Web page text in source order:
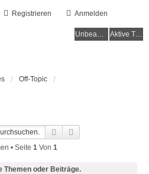
Anmelden
Registrieren
Unbeantwortete Themen Aktive Themen
Off-Topic
Suche
• Seite 1Von 1
Themen oder Beiträge.